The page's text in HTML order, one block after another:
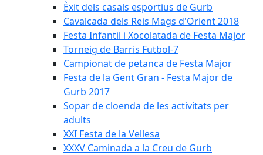
Èxit dels casals esportius de Gurb
Cavalcada dels Reis Mags d'Orient 2018
Festa Infantil i Xocolatada de Festa Major
Torneig de Barris Futbol-7
Campionat de petanca de Festa Major
Festa de la Gent Gran - Festa Major de
Gurb 2017
Sopar de cloenda de les activitats per
adults
XXI Festa de la Vellesa
XXXV Caminada a la Creu de Gurb